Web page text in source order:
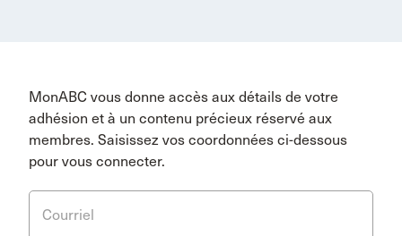
MonABC vous donne accès aux détails de votre
adhésion et à un contenu précieux réservé aux
membres. Saisissez vos coordonnées ci-dessous
pour vous connecter.
Courriel